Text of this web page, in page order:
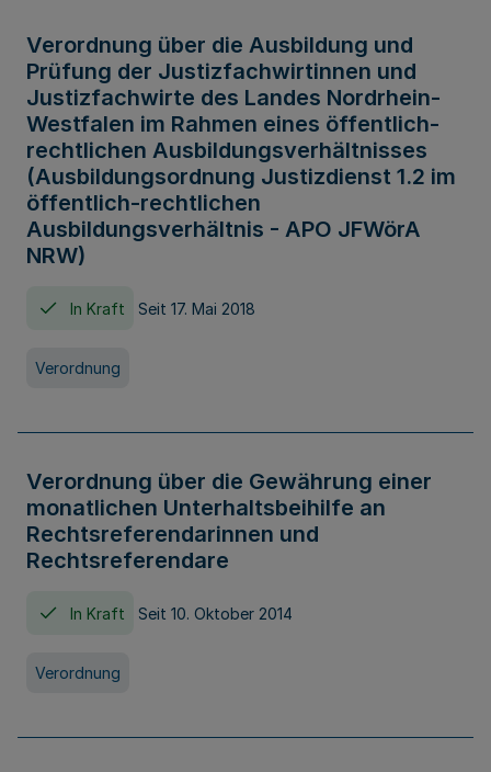
Verordnung über die Ausbildung und
Prüfung der Justizfachwirtinnen und
Justizfachwirte des Landes Nordrhein-
Westfalen im Rahmen eines öffentlich-
rechtlichen Ausbildungsverhältnisses
(Ausbildungsordnung Justizdienst 1.2 im
öffentlich-rechtlichen
Ausbildungsverhältnis - APO JFWörA
NRW)
In Kraft Seit 17. Mai 2018
Verordnung
Verordnung über die Gewährung einer
monatlichen Unterhaltsbeihilfe an
Rechtsreferendarinnen und
Rechtsreferendare
In Kraft Seit 10. Oktober 2014
Verordnung